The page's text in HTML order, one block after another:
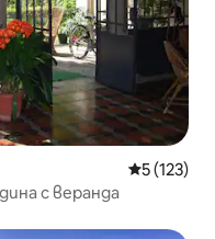
Средна
5 (123)
с веранда